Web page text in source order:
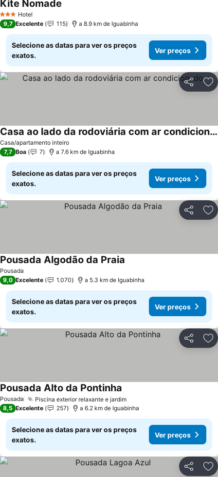
3 EstrelasHotel
Kite Nomade
9,7 Excelente 115 a 8.9 km de Iguabinha
Selecione as datas para ver os preços
exatos.
Ver preços
Partilhar
Casa/apartamento inteiro
Casa ao lado da rodoviária com ar condicionado
7,7 Boa 7 a 7.6 km de Iguabinha
Selecione as datas para ver os preços
exatos.
Ver preços
Partilhar
Pousada
Pousada Algodão da Praia
9,0 Excelente 1.070 a 5.3 km de Iguabinha
Selecione as datas para ver os preços
exatos.
Ver preços
Partilhar
Pousada Piscina exterior relaxante e jardim
Pousada Alto da Pontinha
8,5 Excelente 257 a 6.2 km de Iguabinha
Selecione as datas para ver os preços
exatos.
Ver preços
Partilhar